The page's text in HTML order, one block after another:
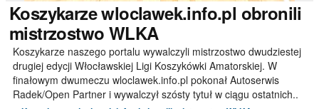
Koszykarzewloclawek.info.pl obronili
mistrzostwo WLKA
Koszykarze naszego portalu wywalczyli mistrzostwo dwudziestej
drugiej edycji Włocławskiej Ligi Koszykówki Amatorskiej. W
finałowym dwumeczu wloclawek.info.pl pokonał Autoserwis
Radek/Open Partner i wywalczył szósty tytuł w ciągu ostatnich..